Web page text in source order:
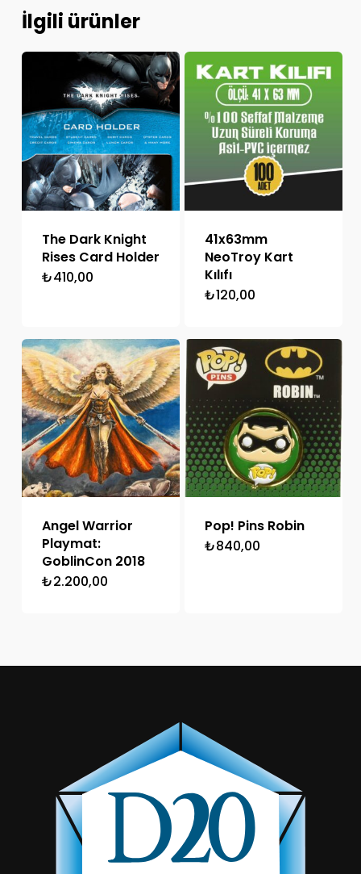
İlgili ürünler
The Dark Knight
Rises Card Holder
₺410,00
41x63mm
NeoTroy Kart
Kılıfı
₺120,00
Angel Warrior
Playmat:
GoblinCon 2018
₺2.200,00
Pop! Pins Robin
₺840,00